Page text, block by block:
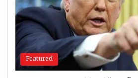
Featured